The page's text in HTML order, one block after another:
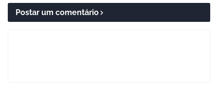
Postar um comentário